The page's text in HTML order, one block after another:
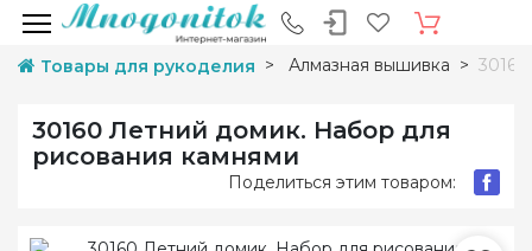
Товары для рукоделия Алмазная вышивка
30160 Летний домик. Набор для
рисования камнями
Поделиться этим товаром: